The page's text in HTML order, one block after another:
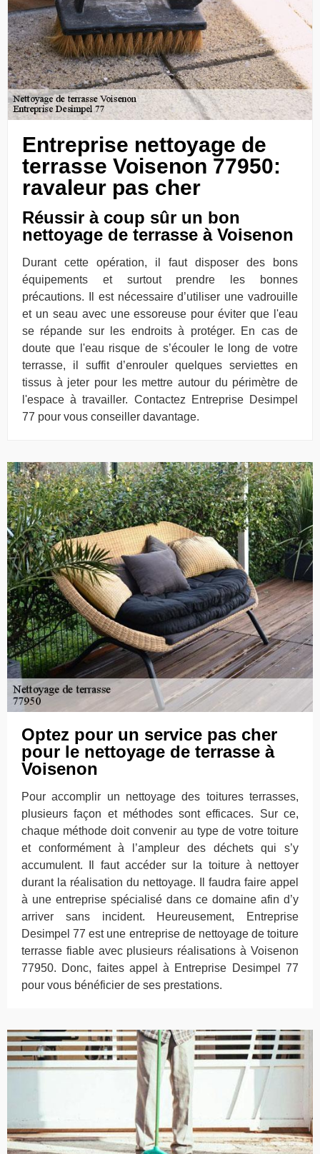
Entreprise nettoyage de
terrasse Voisenon 77950:
ravaleur pas cher
Réussir à coup sûr un bon
nettoyage de terrasse à Voisenon
Durant cette opération, il faut disposer des bons
équipements et surtout prendre les bonnes
précautions. Il est nécessaire d’utiliser une vadrouille
et un seau avec une essoreuse pour éviter que l'eau
se répande sur les endroits à protéger. En cas de
doute que l'eau risque de s’écouler le long de votre
terrasse, il suffit d’enrouler quelques serviettes en
tissus à jeter pour les mettre autour du périmètre de
l'espace à travailler. Contactez Entreprise Desimpel
77 pour vous conseiller davantage.
Optez pour un service pas cher
pour le nettoyage de terrasse à
Voisenon
Pour accomplir un nettoyage des toitures terrasses,
plusieurs façon et méthodes sont efficaces. Sur ce,
chaque méthode doit convenir au type de votre toiture
et conformément à l’ampleur des déchets qui s’y
accumulent. Il faut accéder sur la toiture à nettoyer
durant la réalisation du nettoyage. Il faudra faire appel
à une entreprise spécialisé dans ce domaine afin d’y
arriver sans incident. Heureusement, Entreprise
Desimpel 77 est une entreprise de nettoyage de toiture
terrasse fiable avec plusieurs réalisations à Voisenon
77950. Donc, faites appel à Entreprise Desimpel 77
pour vous bénéficier de ses prestations.